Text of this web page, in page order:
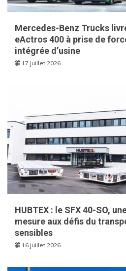
Mercedes-Benz Trucks
eActros 400 à prise de
intégrée d’usine
17 juillet 2026
HUBTEX : le SFX 40-SO,
mesure aux défis du
sensibles
16 juillet 2026